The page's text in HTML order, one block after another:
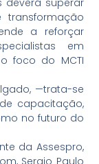
a reforçar
em
foco do MCTI
—trata-se
capacitação,
no futuro do
da Assespro,
Sergio Paulo